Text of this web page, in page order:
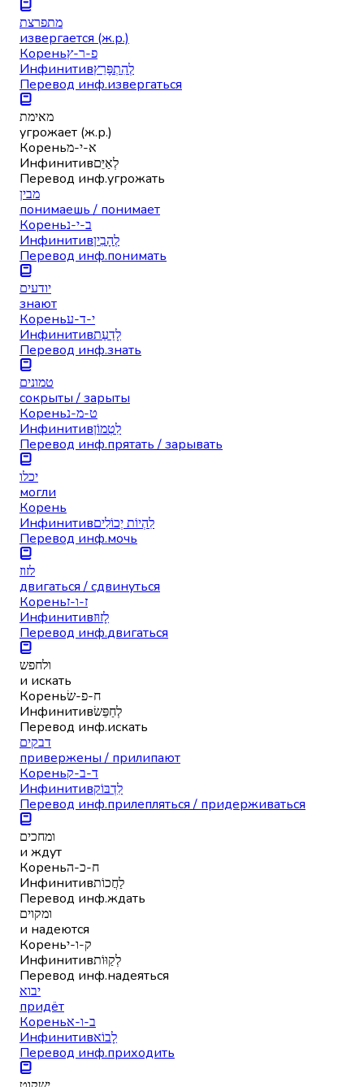
מתפרצת
извергается (ж.р.)
Кореньפ-ר-ץ
Инфинитивלְהִתְפָּרֵץ
Перевод инф.извергаться
מאימת
угрожает (ж.р.)
Кореньא-י-מ
Инфинитивלְאַיֵּם
Перевод инф.угрожать
מבין
понимаешь / понимает
Кореньב-י-נ
Инфинитивלְהָבִין
Перевод инф.понимать
יודעים
знают
Кореньי-ד-ע
Инфинитивלָדַעַת
Перевод инф.знать
טמונים
сокрыты / зарыты
Кореньט-מ-נ
Инфинитивלִטְמוֹן
Перевод инф.прятать / зарывать
יכלו
могли
Корень
Инфинитивלִהְיוֹת יְכוֹלִים
Перевод инф.мочь
לזוז
двигаться / сдвинуться
Кореньז-ו-ז
Инфинитивלָזוּז
Перевод инф.двигаться
ולחפש
и искать
Кореньח-פ-שׂ
Инфинитивלְחַפֵּשׂ
Перевод инф.искать
דבקים
привержены / прилипают
Кореньד-ב-ק
Инфинитивלִדְבּוֹק
Перевод инф.прилепляться / придерживаться
ומחכים
и ждут
Кореньח-כ-ה
Инфинитивלַחֲכוֹת
Перевод инф.ждать
ומקוים
и надеются
Кореньק-ו-י
Инфинитивלְקַוּוֹת
Перевод инф.надеяться
יבוא
придёт
Кореньב-ו-א
Инфинитивלָבוֹא
Перевод инф.приходить